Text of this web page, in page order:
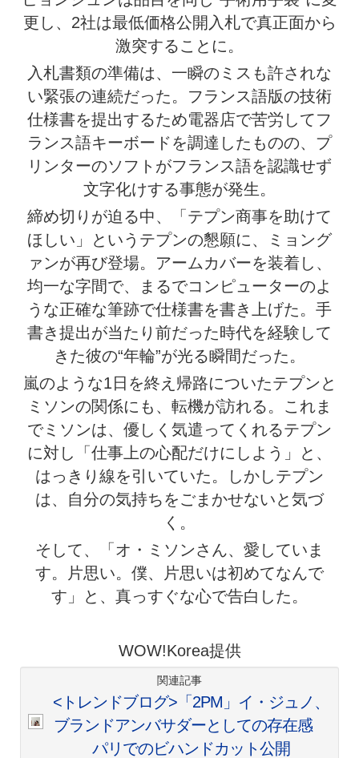
更し、2社は最低価格公開入札で真正面から
激突することに。
入札書類の準備は、一瞬のミスも許されな
い緊張の連続だった。フランス語版の技術
仕様書を提出するため電器店で苦労してフ
ランス語キーボードを調達したものの、プ
リンターのソフトがフランス語を認識せず
文字化けする事態が発生。
締め切りが迫る中、「テプン商事を助けて
ほしい」というテプンの懇願に、ミョング
ァンが再び登場。アームカバーを装着し、
均一な字間で、まるでコンピューターのよ
うな正確な筆跡で仕様書を書き上げた。手
書き提出が当たり前だった時代を経験して
きた彼の“年輪”が光る瞬間だった。
嵐のような1日を終え帰路についたテプンと
ミソンの関係にも、転機が訪れる。これま
でミソンは、優しく気遣ってくれるテプン
に対し「仕事上の心配だけにしよう」と、
はっきり線を引いていた。しかしテプン
は、自分の気持ちをごまかせないと気づ
く。
そして、「オ・ミソンさん、愛していま
す。片思い。僕、片思いは初めてなんで
す」と、真っすぐな心で告白した。
WOW!Korea提供
関連記事
<トレンドブログ>「2PM」イ・ジュノ、
ブランドアンバサダーとしての存在感
パリでのビハンドカット公開